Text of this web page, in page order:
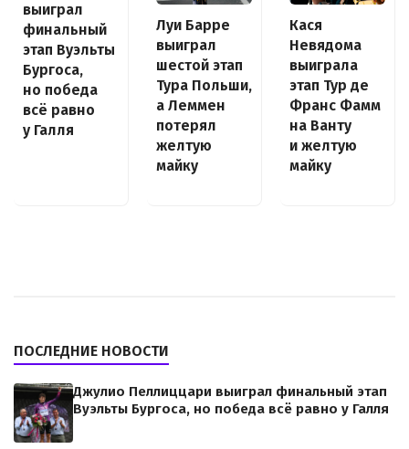
выиграл
финальный
этап Вуэльты
Бургоса,
но победа
всё равно
у Галля
Луи Барре
выиграл
шестой этап
Тура Польши,
а Леммен
потерял
желтую
майку
Кася
Невядома
выиграла
этап Тур де
Франс Фамм
на Ванту
и желтую
майку
ПОСЛЕДНИЕ НОВОСТИ
Джулио Пеллиццари выиграл финальный этап
Вуэльты Бургоса, но победа всё равно у Галля